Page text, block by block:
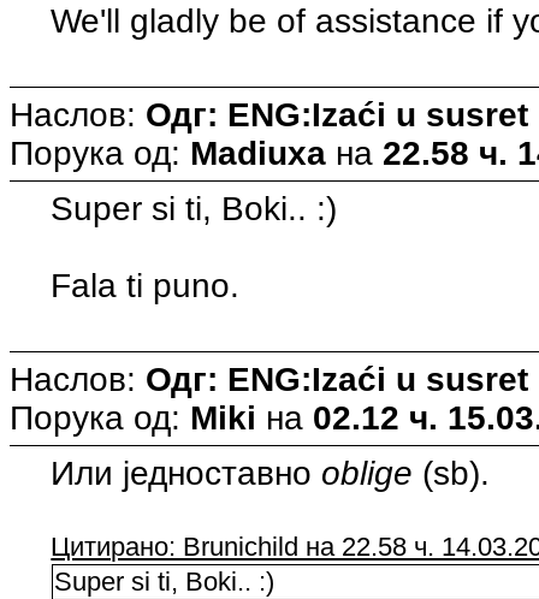
We'll gladly be of assistance if
Наслов: Одг: ENG:Izaći u susret
Порука од: Madiuxa на 22.58 ч.
Super si ti, Boki.. :)
Fala ti puno.
Наслов: Одг: ENG:Izaći u susret
Порука од: Miki на 02.12 ч.
Или једноставно oblige (sb).
Цитирано: Brunichild на 22.58 ч.
Super si ti, Boki.. :)